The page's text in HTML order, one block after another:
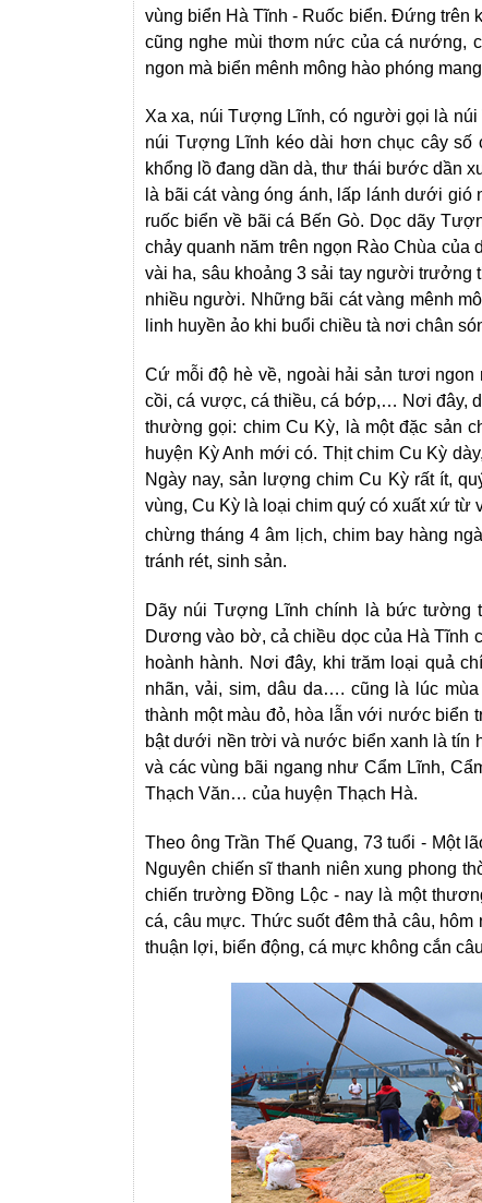
vùng biển Hà Tĩnh - Ruốc biển. Đứng trên
cũng nghe mùi thơm nức của cá nướng,
ngon mà biển mênh mông hào phóng
Xa xa, núi Tượng Lĩnh, có người gọi là núi
núi Tượng Lĩnh kéo dài hơn chục cây
khổng lồ đang dần dà, thư thái bước dần
là bãi cát vàng óng ánh, lấp lánh dưới gió
ruốc biển về bãi cá Bến Gò. Dọc dãy
chảy quanh năm trên ngọn Rào Chùa
vài ha, sâu khoảng 3 sải tay người trưởng
nhiều người. Những bãi cát vàng mênh
linh huyền ảo khi buổi chiều tà nơi chân
Cứ mỗi độ hè về, ngoài hải sản tươi ngon
cồi, cá vược, cá thiều, cá bớp,… Nơi đây,
thường gọi: chim Cu Kỳ, là một đặc sản
huyện Kỳ Anh mới có. Thịt chim Cu Kỳ
Ngày nay, sản lượng chim Cu Kỳ rất ít,
vùng, Cu Kỳ là loại chim quý có xuất xứ từ
chừng tháng 4 âm lịch, chim bay hàng
tránh rét, sinh sản.
Dãy núi Tượng Lĩnh chính là bức tường
Dương vào bờ, cả chiều dọc của Hà Tĩnh
hoành hành. Nơi đây, khi trăm loại quả
nhãn, vải, sim, dâu da…. cũng là lúc
thành một màu đỏ, hòa lẫn với nước biển
bật dưới nền trời và nước biển xanh là tín
và các vùng bãi ngang như Cẩm Lĩnh,
Thạch Văn… của huyện Thạch Hà.
Theo ông Trần Thế Quang, 73 tuổi - Một
Nguyên chiến sĩ thanh niên xung phong
chiến trường Đồng Lộc - nay là một
cá, câu mực. Thức suốt đêm thả câu,
thuận lợi, biển động, cá mực không cắn